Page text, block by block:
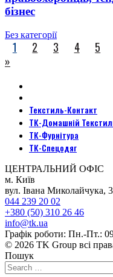
бізнес
Без категорії
1 2 3 4 5
»
Текстиль-Контакт
ТК-Домашній
ТК-Фурнітура
ТК-Спецодяг
ЦЕНТРАЛЬНИЙ ОФІС
м. Київ
вул. Івана Миколайчука,
044 239 20 02
+380 (50) 310 26 46
info@tk.ua
Графік роботи: Пн.-Пт.:
© 2026 TK Group всі
Пошук